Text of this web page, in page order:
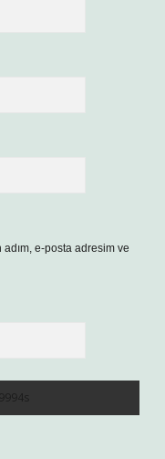
adım, e-posta adresim ve